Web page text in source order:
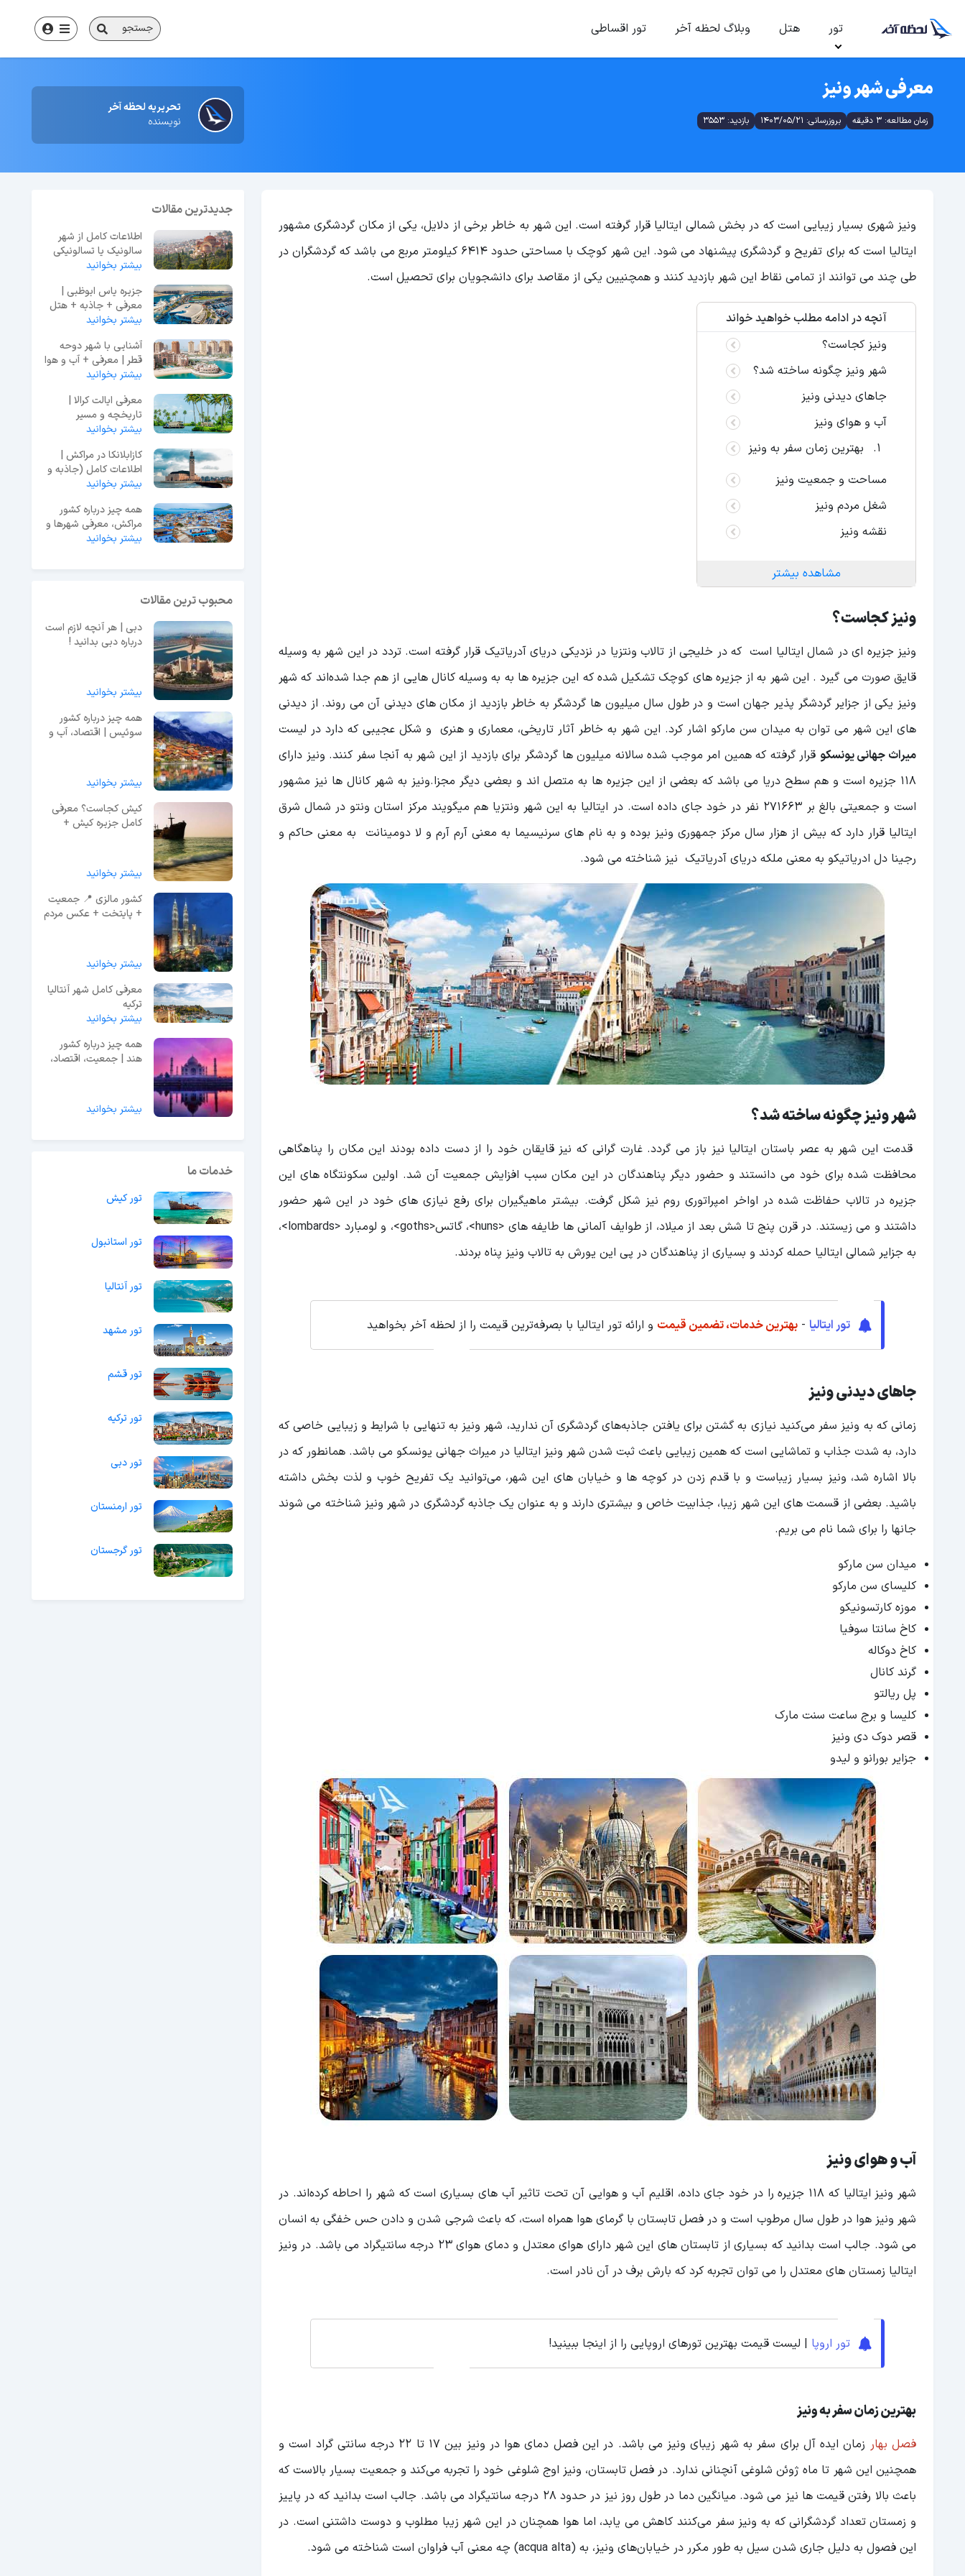
تور هتل وبلاگ لحظه آخر تور اقساطی جستجو
معرفی شهر ونیز
زمان مطالعه: 3 دقیقه بروزرسانی: 1403/05/21 بازدید: 3553
تحریریه لحظه آخر
نویسنده
ونیز شهری بسیار زیبایی است که در بخش شمالی ایتالیا قرار گرفته است. این شهر به خاطر برخی از دلایل، یکی از مکان گردشگری مشهور
ایتالیا است که برای تفریح و گردشگری پیشنهاد می شود. این شهر کوچک با مساحتی حدود 6414 کیلومتر مربع می باشد که گردشگران در
طی چند می توانند از تمامی نقاط این شهر بازدید کنند و همچنیین یکی از مقاصد برای دانشجویان برای تحصیل است.
آنچه در ادامه مطلب خواهید خواند
ونیز کجاست؟
شهر ونیز چگونه ساخته شد؟
جاهای دیدنی ونیز
آب و هوای ونیز
بهترین زمان سفر به ونیز
مساحت و جمعیت ونیز
شغل مردم ونیز
نقشه ونیز
مشاهده بیشتر
ونیز کجاست؟
ونیز جزیره ای در شمال ایتالیا است که در خلیجی از تالاب ونتزیا در نزدیکی دریای آدریاتیک قرار گرفته ‌است. تردد در این شهر به وسیله
قایق صورت می گیرد . این شهر به از جزیره های کوچک تشکیل شده که این جزیره ها به به وسیله کانال‌ هایی از هم جدا شده‌اند که شهر
ونیز یکی از جزایر گردشگر پذیر جهان است و در طول سال میلیون ها گردشگر به خاطر بازدید از مکان های دیدنی آن می روند. از دیدنی
های این شهر می توان به میدان سن مارکو اشار کرد. این شهر به خاطر آثار تاریخی، معماری و هنری و شکل عجیبی که دارد در لیست
میراث جهانی یونسکو قرار گرفته که همین امر موجب شده سالانه میلیون ها گردشگر برای بازدید از این شهر به آنجا سفر کنند. ونیز دارای
118 جزیره است و هم سطح دریا می باشد که بعضی از این جزیره ها به متصل اند و بعضی دیگر مجزا.ونیز به شهر کانال ها نیز مشهور
است و جمعیتی بالغ بر 271663 نفر در خود جای داده است. در ایتالیا به این شهر ونتزیا هم میگویند مرکز استان ونتو در شمال شرق
ایتالیا قرار دارد که بیش از هزار سال مرکز جمهوری ونیز بوده و به نام های سرنیسیما به معنی آرم آرم و لا دومینانت به معنی حاکم و
رجینا دل ادریاتیکو به معنی ملکه دریای آدریاتیک نیز شناخته می شود.
شهر ونیز چگونه ساخته شد؟
قدمت این شهر به عصر باستان ایتالیا نیز باز می گردد. غارت گرانی که نیز قایقان خود را از دست داده بودند این مکان را پناهگاهی
محافظت شده برای خود می دانستند و حضور دیگر پناهندگان در این مکان سبب افزایش جمعیت آن شد. اولین سکونتگاه های این
جزیره در تالاب حفاظت شده در اواخر امپراتوری روم نیز شکل گرفت. بیشتر ماهیگیران برای رفع نیازی های خود در این شهر حضور
داشتند و می زیستند. در قرن پنج تا شش بعد از میلاد، از طوایف آلمانی ها طایفه های <huns>، گاتس<goths>، و لومبارد <lombards>،
به جزایر شمالی ایتالیا حمله کردند و بسیاری از پناهندگان در پی این یورش به تالاب ونیز پناه بردند.
تور ایتالیا - بهترین خدمات، تضمین قیمت و ارائه تور ایتالیا با بصرفه‌ترین قیمت را از لحظه آخر بخواهید
جاهای دیدنی ونیز
زمانی که به ونیز سفر می‌کنید نیازی به گشتن برای یافتن جاذبه‌های گردشگری آن ندارید، شهر ونیز به تنهایی با شرایط و زیبایی خاصی که
دارد، به شدت جذاب و تماشایی است که همین زیبایی باعث ثبت شدن شهر ونیز ایتالیا در میراث جهانی یونسکو می باشد. همانطور که در
بالا اشاره شد، ونیز بسیار زیباست و با قدم زدن در کوچه ها و خیابان های این شهر، می‌توانید یک تفریح خوب و لذت بخش داشته
باشید. بعضی از قسمت های این شهر زیبا، جذابیت خاص و بیشتری دارند و به عنوان یک جاذبه گردشگری در شهر ونیز شناخته می شوند
جانها را برای شما نام می بریم.
میدان سن مارکو
کلیسای سن مارکو
موزه کارتسونیکو
کاخ سانتا سوفیا
کاخ دوکاله
گرند کانال
پل ریالتو
کلیسا و برج ساعت سنت مارک
قصر دوک دی ونیز
جزایر بورانو و لیدو
آب و هوای ونیز
شهر ونیز ایتالیا که ۱۱۸ جزیره را در خود جای داده، اقلیم آب و هوایی آن تحت تاثیر آب های بسیاری است که شهر را احاطه کرده‌اند. در
شهر ونیز هوا در طول سال مرطوب است و در فصل تابستان با گرمای هوا همراه است، که باعث شرجی شدن و دادن حس خفگی به انسان
می شود. جالب است بدانید که بسیاری از تابستان های این شهر دارای هوای معتدل و دمای هوای ۲۳ درجه سانتیگراد می باشد. در ونیز
ایتالیا زمستان های معتدل را می توان تجربه کرد که بارش برف در آن نادر است.
تور اروپا | لیست قیمت بهترین تورهای اروپایی را از اینجا ببینید!
بهترین زمان سفر به ونیز
فصل بهار
زمان ایده آل برای سفر به شهر زیبای ونیز می باشد. در این فصل دمای هوا در ونیز بین ۱۷ تا ۲۲ درجه سانتی گراد است و
همچنین این شهر تا ماه ژوئن شلوغی آنچنانی ندارد. در فصل تابستان، ونیز اوج شلوغی خود را تجربه می‌کند و جمعیت بسیار بالاست که
باعث بالا رفتن قیمت ها نیز می شود. میانگین دما در طول روز نیز در حدود ۲۸ درجه سانتیگراد می باشد. جالب است بدانید که در پاییز
و زمستان تعداد گردشگرانی که به ونیز سفر می‌کنند کاهش می یابد، اما هوا همچنان در این شهر زیبا مطلوب و دوست داشتنی است. در
این فصول به دلیل جاری شدن سیل به طور مکرر در خیابان‌های ونیز، به (acqua alta) چه معنی آب فراوان است شناخته می شود.
جدیدترین مقالات
اطلاعات کامل از شهر
سالونیک یا تسالونیکی
یونان
بیشتر بخوانید
جزیره یاس ابوظبی |
معرفی + جاذبه + هتل
+ رستوران
بیشتر بخوانید
آشنایی با شهر دوحه
قطر | معرفی + آب و هوا
+ جاهای دیدنی
بیشتر بخوانید
معرفی ایالت کرالا |
تاریخچه و مسیر
دسترسی و جاذبه ها
بیشتر بخوانید
کازابلانکا در مراکش |
اطلاعات کامل (جاذبه و
مراکز خرید)
بیشتر بخوانید
همه چیز درباره کشور
مراکش، معرفی شهرها و
تاریخچه کشور
بیشتر بخوانید
محبوب ترین مقالات
دبی | هر آنچه لازم است
درباره دبی بدانید !
بیشتر بخوانید
همه چیز درباره کشور
سوئیس | اقتصاد، آب و
بیشتر بخوانید
کیش کجاست؟ معرفی
کامل جزیره کیش +
بیشتر بخوانید
کشور مالزی 📍 جمعیت
+ پایتخت + عکس مردم
بیشتر بخوانید
معرفی کامل شهر آنتالیا
ترکیه
بیشتر بخوانید
همه چیز درباره کشور
هند | جمعیت، اقتصاد،
بیشتر بخوانید
خدمات ما
تور کیش
تور استانبول
تور آنتالیا
تور مشهد
تور قشم
تور ترکیه
تور دبی
تور ارمنستان
تور گرجستان